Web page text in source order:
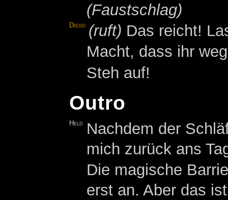
(Faustschlag)
Diego (ruft) Das reicht!
Macht, dass ihr
Steh auf!
Outro
Held
Nachdem der
mich zurück ans
Die magische
erst an. Aber das